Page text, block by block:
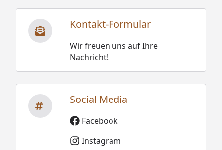
Kontakt-Formular
Wir freuen uns auf Ihre
Nachricht!
Social Media
Facebook
Instagram